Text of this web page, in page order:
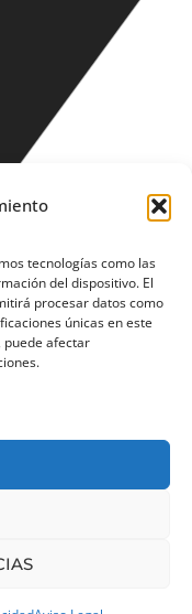
tecnologías como las
del dispositivo. El
procesar datos como
únicas en este
puede afectar
Unión Europea –
NextGenerationEU